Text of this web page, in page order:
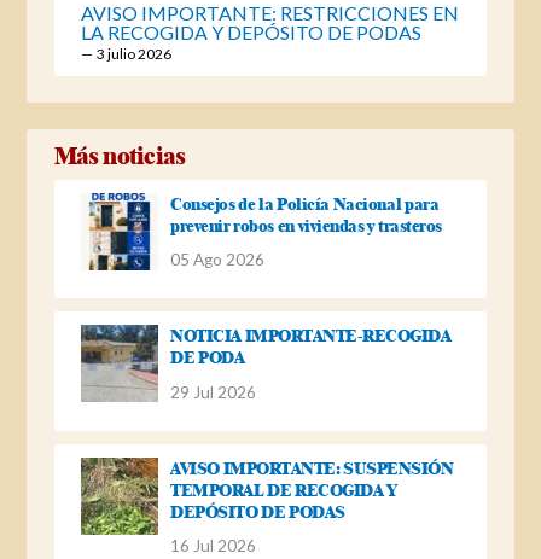
AVISO IMPORTANTE: RESTRICCIONES EN
LA RECOGIDA Y DEPÓSITO DE PODAS
3 julio 2026
Más noticias
Consejos de la Policía Nacional para
prevenir robos en viviendas y trasteros
05 Ago 2026
NOTICIA IMPORTANTE-RECOGIDA
DE PODA
29 Jul 2026
AVISO IMPORTANTE: SUSPENSIÓN
TEMPORAL DE RECOGIDA Y
DEPÓSITO DE PODAS
16 Jul 2026